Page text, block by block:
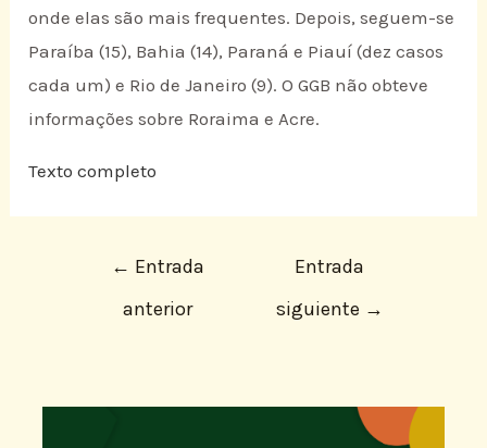
onde elas são mais frequentes. Depois, seguem-se
Paraíba (15), Bahia (14), Paraná e Piauí (dez casos
cada um) e Rio de Janeiro (9). O GGB não obteve
informações sobre Roraima e Acre.
Texto completo
← Entrada
anterior
Entrada
siguiente →